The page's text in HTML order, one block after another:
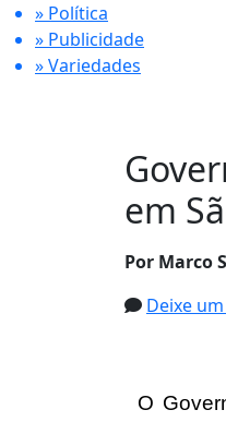
» Política
» Publicidade
» Variedades
em
Por Marco
Deixe
O